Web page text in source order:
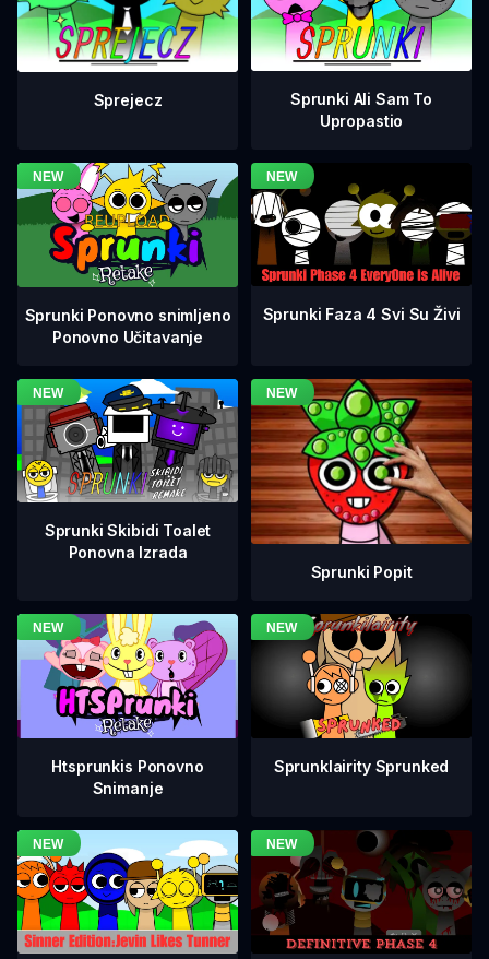
Sprejecz
Sprunki Ali Sam To
Upropastio
Sprunki Ponovno snimljeno
Ponovno Učitavanje
Sprunki Faza 4 Svi Su Živi
Sprunki Skibidi Toalet
Ponovna Izrada
Sprunki Popit
Htsprunkis Ponovno
Snimanje
Sprunklairity Sprunked